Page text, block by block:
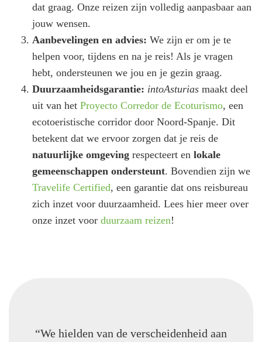
dat graag. Onze reizen zijn volledig aanpasbaar aan
jouw wensen.
Aanbevelingen en advies: We zijn er om je te
helpen voor, tijdens en na je reis! Als je vragen
hebt, ondersteunen we jou en je gezin graag.
Duurzaamheidsgarantie: intoAsturias maakt deel
uit van het Proyecto Corredor de Ecoturismo, een
ecotoeristische corridor door Noord-Spanje. Dit
betekent dat we ervoor zorgen dat je reis de
natuurlijke omgeving respecteert en lokale
gemeenschappen ondersteunt. Bovendien zijn we
Travelife Certified, een garantie dat ons reisbureau
zich inzet voor duurzaamheid. Lees hier meer over
onze inzet voor duurzaam reizen!
“We hielden van de verscheidenheid aan